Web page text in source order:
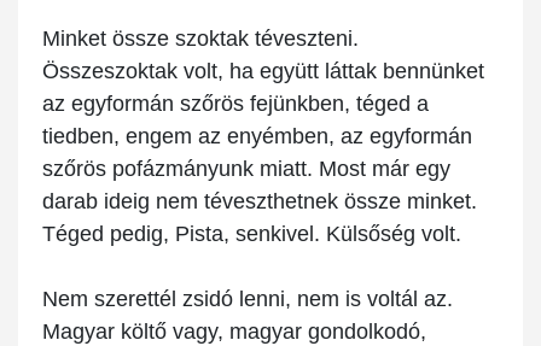
Minket össze szoktak téveszteni.
Összeszoktak volt, ha együtt láttak bennünket
az egyformán szőrös fejünkben, téged a
tiedben, engem az enyémben, az egyformán
szőrös pofázmányunk miatt. Most már egy
darab ideig nem téveszthetnek össze minket.
Téged pedig, Pista, senkivel. Külsőség volt.
Nem szerettél zsidó lenni, nem is voltál az.
Magyar költő vagy, magyar gondolkodó,